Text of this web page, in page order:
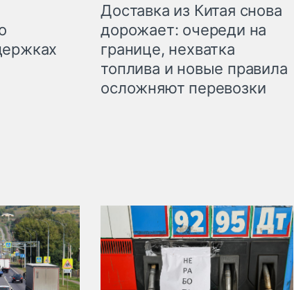
Доставка из Китая снова
дорожает: очереди на
границе, нехватка
топлива и новые правила
осложняют перевозки